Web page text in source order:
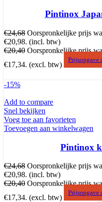
Pintinox
€24,68 Oorspronkelijke prijs
€20,98. (incl. btw)
€20,40 Oorspronkelijke prijs
€17,34. (excl. btw)
Prijsopgave
-15%
Add to compare
Snel bekijken
Voeg toe aan favorieten
Toevoegen aan winkelwagen
Pintinox
€24,68 Oorspronkelijke prijs
€20,98. (incl. btw)
€20,40 Oorspronkelijke prijs
€17,34. (excl. btw)
Prijsopgave